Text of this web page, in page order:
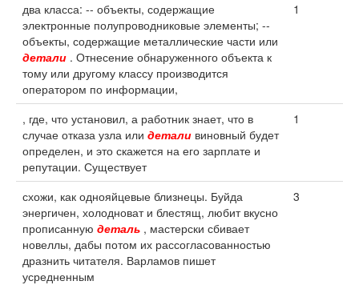
два класса: -- объекты, содержащие
электронные полупроводниковые элементы; --
объекты, содержащие металлические части или
детали . Отнесение обнаруженного объекта к
тому или другому классу производится
оператором по информации,
1
, где, что установил, а работник знает, что в
случае отказа узла или детали виновный будет
определен, и это скажется на его зарплате и
репутации. Существует
1
схожи, как однояйцевые близнецы. Буйда
энергичен, холодноват и блестящ, любит вкусно
прописанную деталь , мастерски сбивает
новеллы, дабы потом их рассогласованностью
дразнить читателя. Варламов пишет
усредненным
3